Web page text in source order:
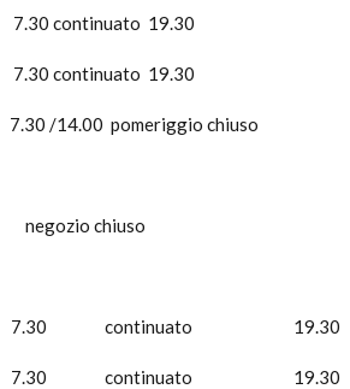
continuato 19.30
19.30
pomeriggio chiuso
chiuso
continuato 19.30
continuato 19.30